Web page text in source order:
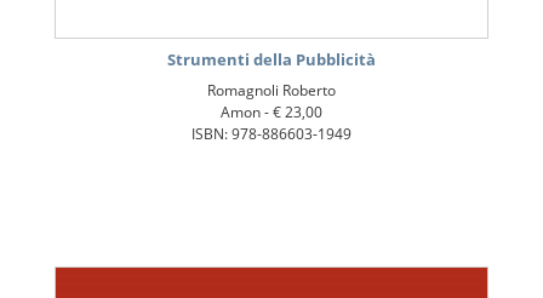
Strumenti della Pubblicità
Romagnoli Roberto
Amon -€ 23,00
ISBN: 978-886603-1949